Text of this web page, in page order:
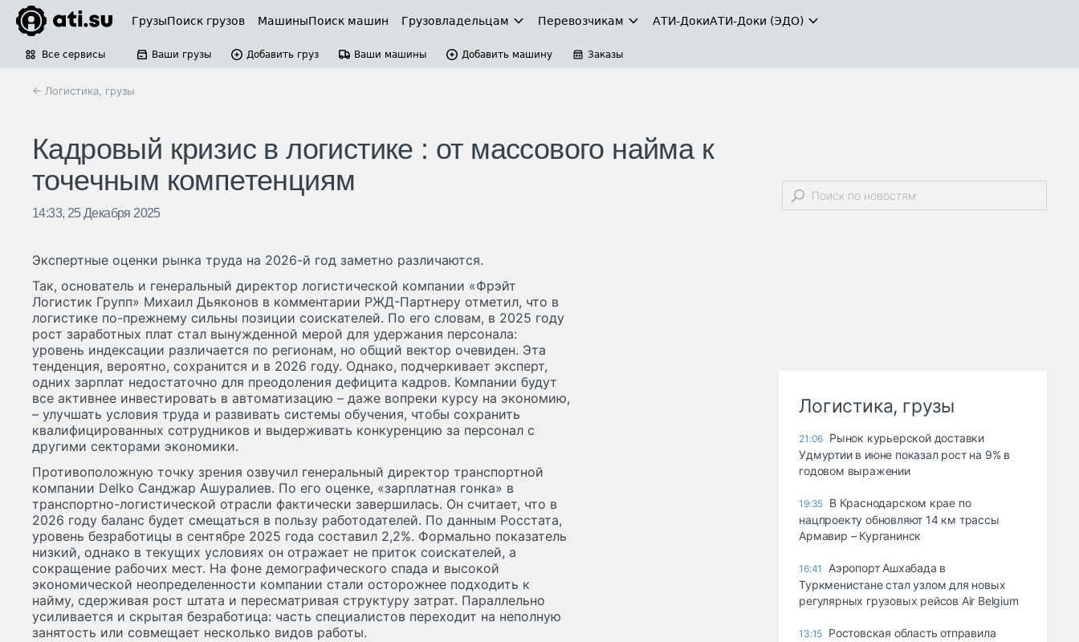
ГрузыПоиск грузов МашиныПоиск машин Грузовладельцам Перевозчикам АТИ-ДокиАТИ-Доки (ЭДО)
Все сервисы Ваши грузы Добавить груз Ваши машины Добавить машину Заказы
← Логистика, грузы
Кадровый кризис в логистике : от массового найма к
точечным компетенциям
14:33, 25 Декабря 2025
Экспертные оценки рынка труда на 2026-й год заметно различаются.
Так, основатель и генеральный директор логистической компании «Фрэйт
Логистик Групп» Михаил Дьяконов в комментарии РЖД-Партнеру отметил, что в
логистике по-прежнему сильны позиции соискателей. По его словам, в 2025 году
рост заработных плат стал вынужденной мерой для удержания персонала:
уровень индексации различается по регионам, но общий вектор очевиден. Эта
тенденция, вероятно, сохранится и в 2026 году. Однако, подчеркивает эксперт,
одних зарплат недостаточно для преодоления дефицита кадров. Компании будут
все активнее инвестировать в автоматизацию – даже вопреки курсу на экономию,
– улучшать условия труда и развивать системы обучения, чтобы сохранить
квалифицированных сотрудников и выдерживать конкуренцию за персонал с
другими секторами экономики.
Противоположную точку зрения озвучил генеральный директор транспортной
компании Delko Санджар Ашуралиев. По его оценке, «зарплатная гонка» в
транспортно-логистической отрасли фактически завершилась. Он считает, что в
2026 году баланс будет смещаться в пользу работодателей. По данным Росстата,
уровень безработицы в сентябре 2025 года составил 2,2%. Формально показатель
низкий, однако в текущих условиях он отражает не приток соискателей, а
сокращение рабочих мест. На фоне демографического спада и высокой
экономической неопределенности компании стали осторожнее подходить к
найму, сдерживая рост штата и пересматривая структуру затрат. Параллельно
усиливается и скрытая безработица: часть специалистов переходит на неполную
занятость или совмещает несколько видов работы.
Логистика, грузы
21:06 Рынок курьерской доставки
Удмуртии в июне показал рост на 9% в
годовом выражении
19:35 В Краснодарском крае по
нацпроекту обновляют 14 км трассы
Армавир – Курганинск
16:41
Аэропорт Ашхабада в
Туркменистане стал узлом для новых
регулярных грузовых рейсов Air Belgium
13:15 Ростовская область отправила